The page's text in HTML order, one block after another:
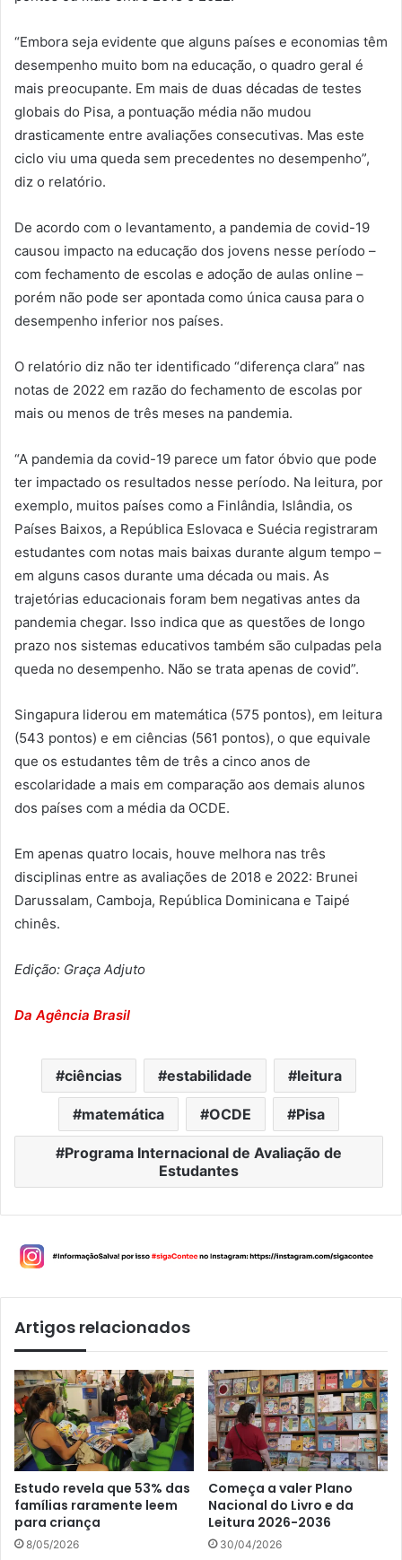
“Embora seja evidente que alguns países e economias têm
desempenho muito bom na educação, o quadro geral é
mais preocupante. Em mais de duas décadas de testes
globais do Pisa, a pontuação média não mudou
drasticamente entre avaliações consecutivas. Mas este
ciclo viu uma queda sem precedentes no desempenho”,
diz o relatório.
De acordo com o levantamento, a pandemia de covid-19
causou impacto na educação dos jovens nesse período –
com fechamento de escolas e adoção de aulas online –
porém não pode ser apontada como única causa para o
desempenho inferior nos países.
O relatório diz não ter identificado “diferença clara” nas
notas de 2022 em razão do fechamento de escolas por
mais ou menos de três meses na pandemia.
“A pandemia da covid-19 parece um fator óbvio que pode
ter impactado os resultados nesse período. Na leitura, por
exemplo, muitos países como a Finlândia, Islândia, os
Países Baixos, a República Eslovaca e Suécia registraram
estudantes com notas mais baixas durante algum tempo –
em alguns casos durante uma década ou mais. As
trajetórias educacionais foram bem negativas antes da
pandemia chegar. Isso indica que as questões de longo
prazo nos sistemas educativos também são culpadas pela
queda no desempenho. Não se trata apenas de covid”.
Singapura liderou em matemática (575 pontos), em leitura
(543 pontos) e em ciências (561 pontos), o que equivale
que os estudantes têm de três a cinco anos de
escolaridade a mais em comparação aos demais alunos
dos países com a média da OCDE.
Em apenas quatro locais, houve melhora nas três
disciplinas entre as avaliações de 2018 e 2022: Brunei
Darussalam, Camboja, República Dominicana e Taipé
chinês.
Edição: Graça Adjuto
Da Agência Brasil
ciências estabilidade leitura
matemática OCDE Pisa
Programa Internacional de Avaliação de
Estudantes
Artigos relacionados
Estudo revela que 53% das
famílias raramente leem
para criança
8/05/2026
Começa a valer Plano
Nacional do Livro e da
Leitura 2026-2036
30/04/2026